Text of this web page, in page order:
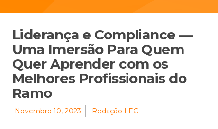
Liderança e Compliance —
Uma Imersão Para Quem
Quer Aprender com os
Melhores Profissionais do
Ramo
Novembro 10, 2023 Redação LEC